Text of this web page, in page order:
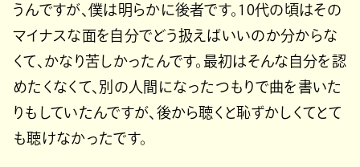
うんですが、僕は明らかに後者です。10代の頃はその
マイナスな面を自分でどう扱えばいいのか分からな
くて、かなり苦しかったんです。最初はそんな自分を認
めたくなくて、別の人間になったつもりで曲を書いた
りもしていたんですが、後から聴くと恥ずかしくてとて
も聴けなかったです。